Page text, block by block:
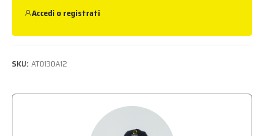
Accedi o registrati
SKU: AT0130A12